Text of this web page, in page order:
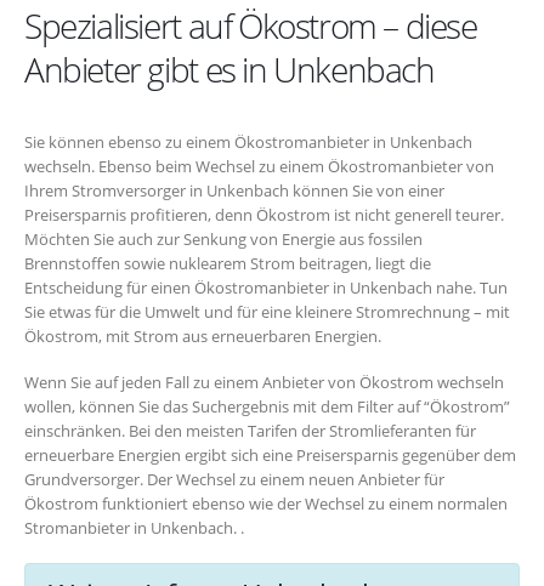
Spezialisiert auf Ökostrom – diese
Anbieter gibt es in Unkenbach
Sie können ebenso zu einem Ökostromanbieter in Unkenbach
wechseln. Ebenso beim Wechsel zu einem Ökostromanbieter von
Ihrem Stromversorger in Unkenbach können Sie von einer
Preisersparnis profitieren, denn Ökostrom ist nicht generell teurer.
Möchten Sie auch zur Senkung von Energie aus fossilen
Brennstoffen sowie nuklearem Strom beitragen, liegt die
Entscheidung für einen Ökostromanbieter in Unkenbach nahe. Tun
Sie etwas für die Umwelt und für eine kleinere Stromrechnung – mit
Ökostrom, mit Strom aus erneuerbaren Energien.
Wenn Sie auf jeden Fall zu einem Anbieter von Ökostrom wechseln
wollen, können Sie das Suchergebnis mit dem Filter auf “Ökostrom”
einschränken. Bei den meisten Tarifen der Stromlieferanten für
erneuerbare Energien ergibt sich eine Preisersparnis gegenüber dem
Grundversorger. Der Wechsel zu einem neuen Anbieter für
Ökostrom funktioniert ebenso wie der Wechsel zu einem normalen
Stromanbieter in Unkenbach. .